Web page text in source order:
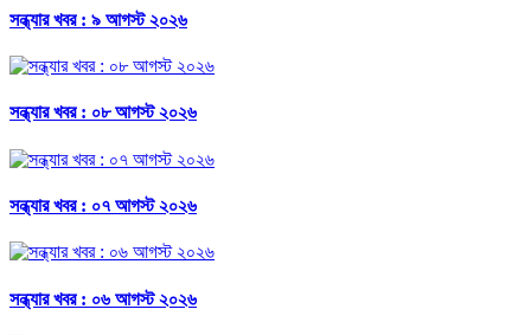
সন্ধ্যার খবর : ৯ আগস্ট ২০২৬
সন্ধ্যার খবর : ০৮ আগস্ট ২০২৬
সন্ধ্যার খবর : ০৭ আগস্ট ২০২৬
সন্ধ্যার খবর : ০৬ আগস্ট ২০২৬